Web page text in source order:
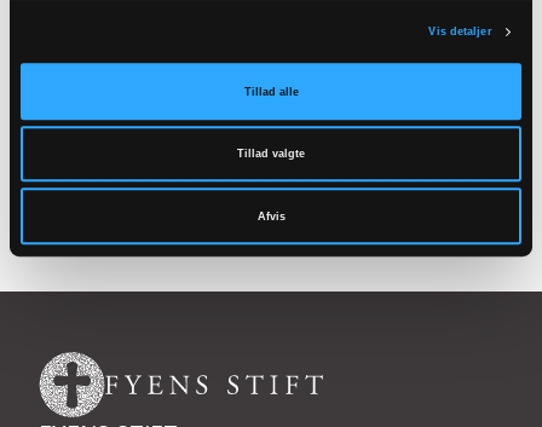
Vis detaljer
Tillad alle
Tillad valgte
Afvis
nyhedsbrev